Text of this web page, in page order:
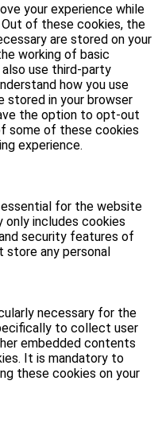
your experience while
of these cookies, the
are stored on your
working of basic
use third-party
how you use
stored in your browser
the option to opt-out
some of these cookies
experience.
for the website
includes cookies
security features of
store any personal
necessary for the
to collect user
embedded contents
It is mandatory to
these cookies on your